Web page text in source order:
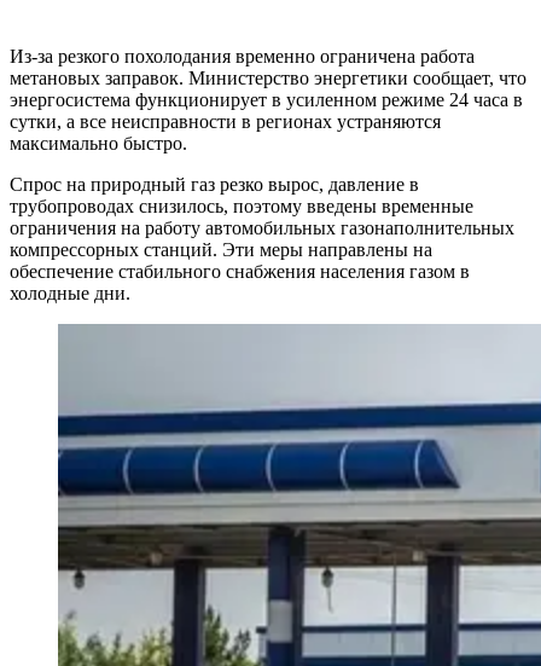
Из-за резкого похолодания временно ограничена работа
метановых заправок. Министерство энергетики сообщает, что
энергосистема функционирует в усиленном режиме 24 часа в
сутки, а все неисправности в регионах устраняются
максимально быстро.
Спрос на природный газ резко вырос, давление в
трубопроводах снизилось, поэтому введены временные
ограничения на работу автомобильных газонаполнительных
компрессорных станций. Эти меры направлены на
обеспечение стабильного снабжения населения газом в
холодные дни.